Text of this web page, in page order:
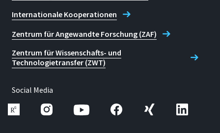
Internationale Kooperationen
Zentrum für Angewandte Forschung (ZAF)
Zentrum für Wissenschafts- und
Technologietransfer (ZWT)
Social Media